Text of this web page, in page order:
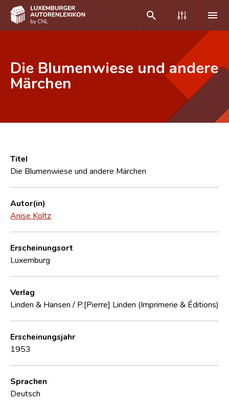
DE
Häufige Fragen und Antworten
CNL
Forschungsgruppe
Kontakt
Die Blumenwiese und andere
Märchen
Titel
Die Blumenwiese und andere Märchen
Autor(in)
Anise Koltz
Erscheinungsort
Luxemburg
Verlag
Linden & Hansen / P.[Pierre] Linden (Imprimerie & Éditions)
Erscheinungsjahr
1953
Sprachen
Deutsch